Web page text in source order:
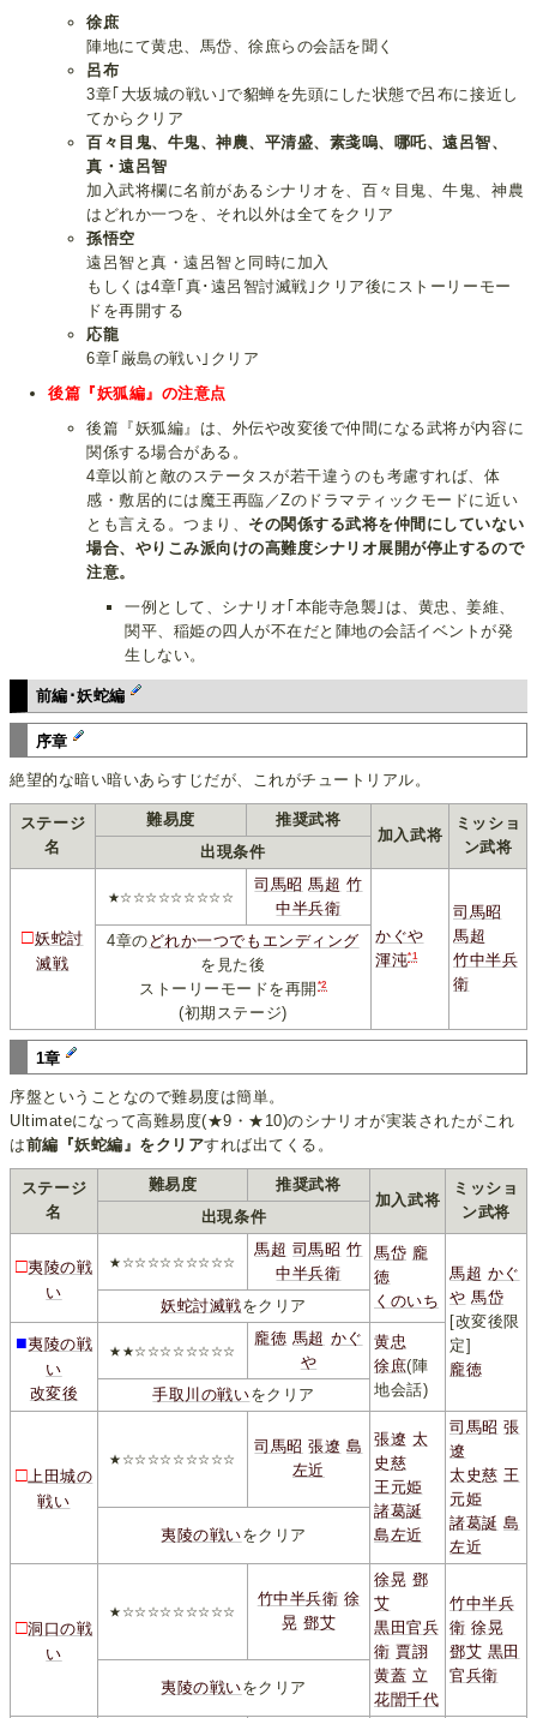
徐庶
陣地にて黄忠、馬岱、徐庶らの会話を聞く
呂布
3章｢大坂城の戦い｣で貂蝉を先頭にした状態で呂布に接近し
てからクリア
百々目鬼、牛鬼、神農、平清盛、素戔嗚、哪吒、遠呂智、
真・遠呂智
加入武将欄に名前があるシナリオを、百々目鬼、牛鬼、神農
はどれか一つを、それ以外は全てをクリア
孫悟空
遠呂智と真・遠呂智と同時に加入
もしくは4章｢真･遠呂智討滅戦｣クリア後にストーリーモー
ドを再開する
応龍
6章｢厳島の戦い｣クリア
後篇『妖狐編』の注意点
後篇『妖狐編』は、外伝や改変後で仲間になる武将が内容に
関係する場合がある。
4章以前と敵のステータスが若干違うのも考慮すれば、体
感・敷居的には魔王再臨／Zのドラマティックモードに近い
とも言える。つまり、 その関係する武将を仲間にしていない
場合、やりこみ派向けの高難度シナリオ展開が停止するので
注意。
一例として、シナリオ｢本能寺急襲｣は、黄忠、姜維、
関平、稲姫の四人が不在だと陣地の会話イベントが発
生しない。
前編･妖蛇編
序章
絶望的な暗い暗いあらすじだが、これがチュートリアル。
ステージ
名
難易度
推奨武将
加入武将
ミッショ
ン武将
出現条件
□妖蛇討
滅戦
★☆☆☆☆☆☆☆☆☆
司馬昭 馬超 竹
中半兵衛
かぐや
渾沌*1
司馬昭
馬超
竹中半兵
衛
4章の どれか一つでも エンディング
を見た後
ストーリーモードを再開 *2
(初期ステージ)
1章
序盤ということなので難易度は簡単。
Ultimateになって高難易度(★9・★10)のシナリオが実装されたがこれ
は前編『妖蛇編』をクリアすれば出てくる。
ステージ
名
難易度
推奨武将
加入武将
ミッショ
ン武将
出現条件
□夷陵の戦
い
★☆☆☆☆☆☆☆☆☆
馬超 司馬昭 竹
中半兵衛
馬岱 龐
徳
くのいち
馬超 かぐ
や 馬岱
[改変後限
定]
龐徳
妖蛇討滅戦をクリア
■夷陵の戦
い
改変後
★★☆☆☆☆☆☆☆☆
龐徳 馬超 かぐ
や
黄忠
徐庶(陣
地会話)
手取川の戦いをクリア
□上田城の
戦い
★☆☆☆☆☆☆☆☆☆
司馬昭 張遼 島
左近
張遼 太
史慈
王元姫
諸葛誕
島左近
司馬昭 張
遼
太史慈 王
元姫
諸葛誕 島
左近
夷陵の戦いをクリア
□洞口の戦
い
★☆☆☆☆☆☆☆☆☆
竹中半兵衛 徐
晃 鄧艾
徐晃 鄧
艾
黒田官兵
衛 賈詡
黄蓋 立
花誾千代
竹中半兵
衛 徐晃
鄧艾 黒田
官兵衛
夷陵の戦いをクリア